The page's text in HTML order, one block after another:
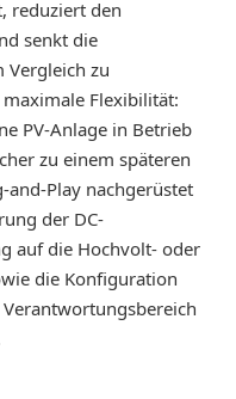
reduziert den
senkt die
Vergleich zu
Flexibilität:
PV-Anlage in Betrieb
zu einem späteren
Play nachgerüstet
der DC-
auf die Hochvolt- oder
die Konfiguration